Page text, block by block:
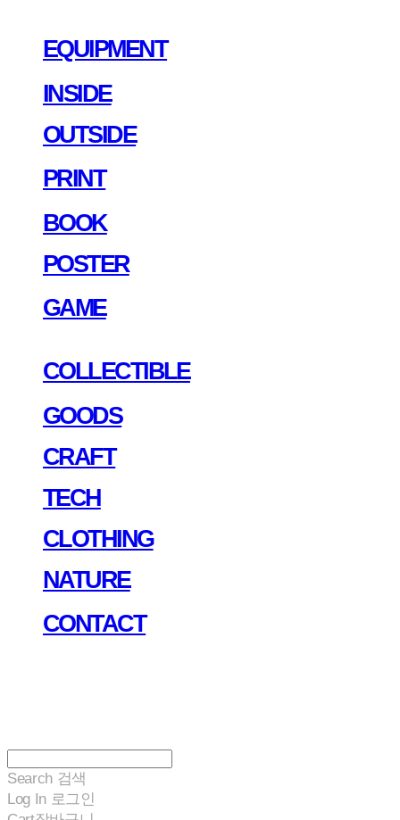
EQUIPMENT
INSIDE
OUTSIDE
PRINT
BOOK
POSTER
GAME
COLLECTIBLE
GOODS
CRAFT
TECH
CLOTHING
NATURE
CONTACT
Search 검색
Log In 로그인